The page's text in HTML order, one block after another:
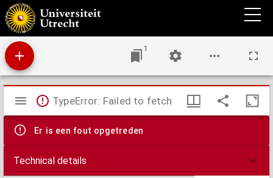
Landbouw kaart van Nederland
1
Mirador
viewer
TypeError: Failed to fetch
Er is een fout opgetreden
Technical details